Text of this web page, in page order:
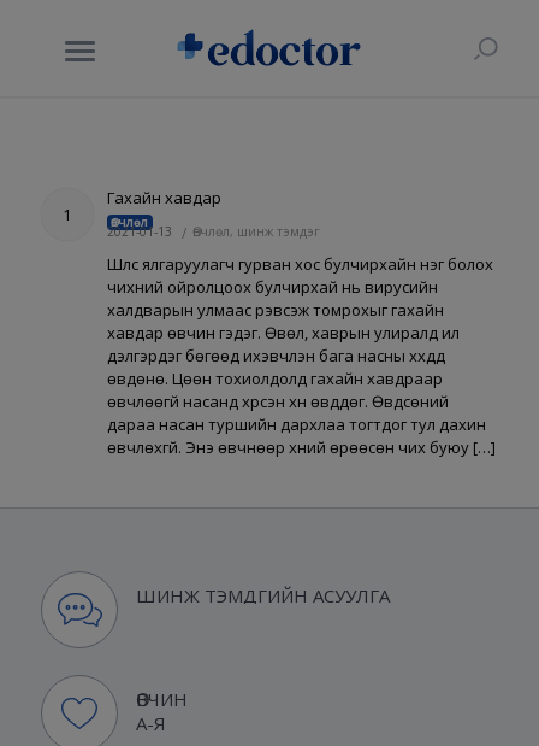
1
Гахайн хавдар
Өвчлөл
2021-01-13 / Өвчлөл, шинж тэмдэг
Шүлс ялгаруулагч гурван хос булчирхайн нэг болох
чихний ойролцоох булчирхай нь вирусийн
халдварын улмаас үрэвсэж томрохыг гахайн
хавдар өвчин гэдэг. Өвөл, хаврын улиралд илүү
дэлгэрдэг бөгөөд ихэвчлэн бага насны хүүхдүүд
өвдөнө. Цөөн тохиолдолд гахайн хавдраар
өвчлөөгүй насанд хүрсэн хүн өвддөг. Өвдсөний
дараа насан туршийн дархлаа тогтдог тул дахин
өвчлөхгүй. Энэ өвчнөөр хүний өрөөсөн чих буюу […]
ШИНЖ ТЭМДГИЙН АСУУЛГА
ӨВЧИН
А-Я